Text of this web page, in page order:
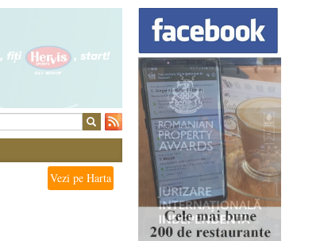
Vezi pe Harta